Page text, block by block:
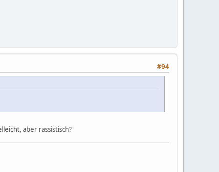
#94
aber rassistisch?